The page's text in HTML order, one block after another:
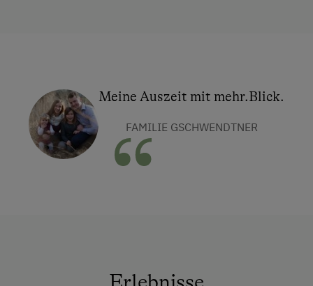
Meine Auszeit mit mehr.Blick.
FAMILIE GSCHWENDTNER